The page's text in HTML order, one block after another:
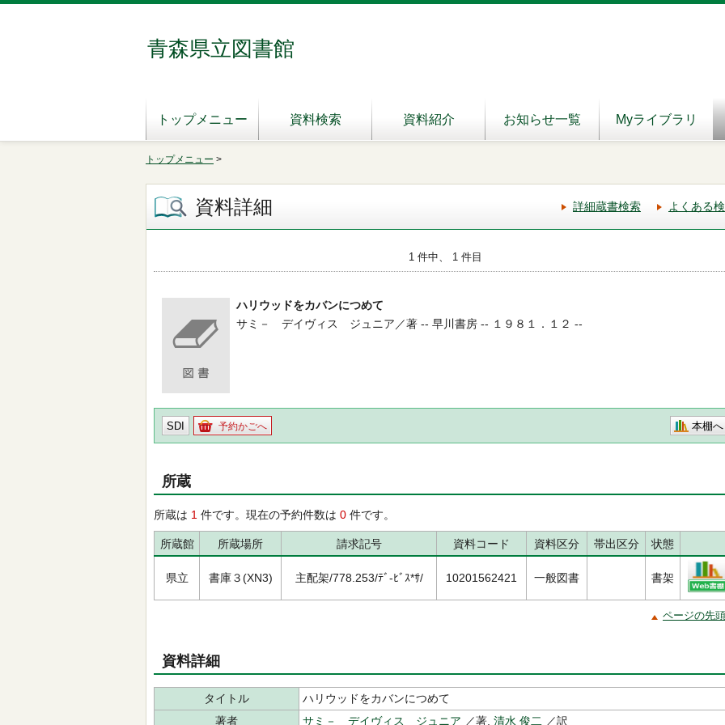
青森県立図書館
トップメニュー 資料検索 資料紹介 お知らせ一覧 Myライブラリ
トップメニュー >
資料詳細 詳細蔵書検索 よくある
1 件中、 1 件目
ハリウッドをカバンにつめて
サミ－ デイヴィス ジュニア／著 -- 早川書房 -- １９８１．１２ --
SDI 予約かごへ 本棚へ
所蔵
所蔵は 1 件です。現在の予約件数は 0 件です。
所蔵館 所蔵場所 請求記号 資料コード 資料区分 帯出区分 状態
県立 書庫３(XN3) 主配架/778.253/ﾃﾞ-ﾋﾞｽ*ｻ/ 10201562421 一般図書 書架
ページの先
資料詳細
タイトル
ハリウッドをカバンにつめて
著者
サミ－ デイヴィス ジュニア ／著, 清水 俊二 ／訳